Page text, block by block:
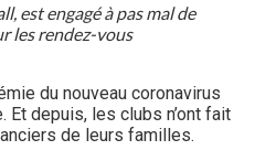
est engagé à pas mal de
les rendez-vous
du nouveau coronavirus
depuis, les clubs n’ont fait
de leurs familles.